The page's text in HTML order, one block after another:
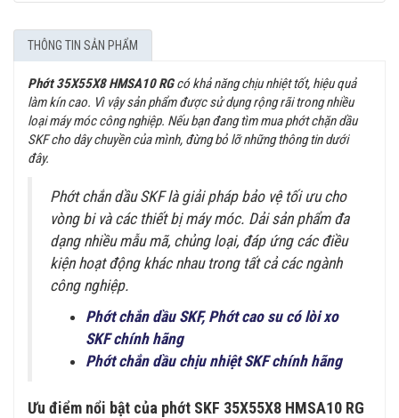
THÔNG TIN SẢN PHẨM
Phớt 35X55X8 HMSA10 RGcó khả năng chịu nhiệt tốt, hiệu quả
làm kín cao. Vì vậy sản phẩm được sử dụng rộng rãi trong nhiều
loại máy móc công nghiệp. Nếu bạn đang tìm mua phớt chặn dầu
SKF cho dây chuyền của mình, đừng bỏ lỡ những thông tin dưới
đây.
Phớt chắn dầu SKF là giải pháp bảo vệ tối ưu cho
vòng bi và các thiết bị máy móc. Dải sản phẩm đa
dạng nhiều mẫu mã, chủng loại, đáp ứng các điều
kiện hoạt động khác nhau trong tất cả các ngành
công nghiệp.
Phớt chắn dầu SKF, Phớt cao su có lòi xo
SKF chính hãng
Phớt chắn dầu chịu nhiệt SKF chính hãng
Ưu điểm nổi bật của phớt SKF 35X55X8 HMSA10 RG